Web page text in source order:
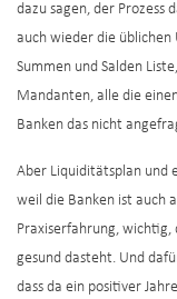
dazu sagen, der Prozess
auch wieder die üblichen
Summen und Salden
Mandanten, alle die
Banken das nicht
Aber Liquiditätsplan und
weil die Banken ist auch
Praxiserfahrung, wichtig,
gesund dasteht. Und
dass da ein positiver